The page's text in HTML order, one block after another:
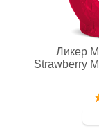
Ликер
Strawberry